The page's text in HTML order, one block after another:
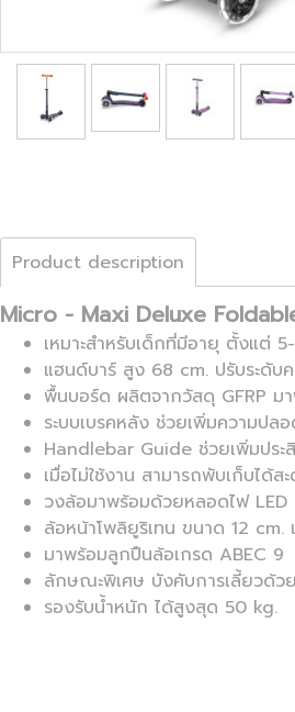
Product description
Micro - Maxi Deluxe
เหมาะสำหรับเด็กที่มีอายุ ตั้งแต่
แฮนด์บาร์ สูง 68 cm. ปรับระดับ
พื้นบอร์ด ผลิตจากวัสดุ GFRP ม
ระบบเบรคหลัง ช่วยเพิ่มความปล
Handlebar Guide ช่วยเพิ่มประ
เมื่อไม่ใช้งาน สามารถพับเก็บได้ส
วงล้อมาพร้อมด้วยหลอดไฟ
ล้อหน้าโพลิยูริเทน ขนาด 12
มาพร้อมลูกปืนล้อเกรด ABEC 9
ลักษณะพิเศษ บังคับการเลี้ยวด้ว
รองรับน้ำหนัก ได้สูงสุด 50 kg.